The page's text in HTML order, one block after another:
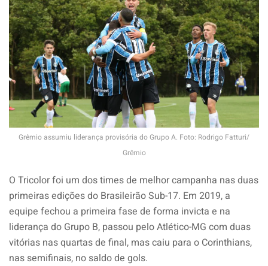
Grêmio assumiu liderança provisória do Grupo A. Foto: Rodrigo Fatturi/
Grêmio
O Tricolor foi um dos times de melhor campanha nas duas
primeiras edições do Brasileirão Sub-17. Em 2019, a
equipe fechou a primeira fase de forma invicta e na
liderança do Grupo B, passou pelo Atlético-MG com duas
vitórias nas quartas de final, mas caiu para o Corinthians,
nas semifinais, no saldo de gols.